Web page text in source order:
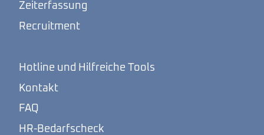
Zeiterfassung
Recruitment
Hotline und Hilfreiche Tools
Kontakt
FAQ
HR-Bedarfscheck